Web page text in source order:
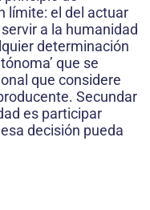
límite: el del actuar
a la humanidad
determinación
que se
que considere
Secundar
es participar
decisión pueda